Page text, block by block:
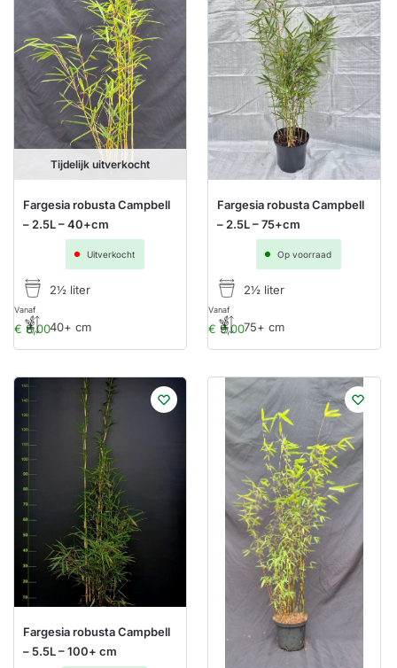
Tijdelijk uitverkocht
Fargesia robusta Campbell
– 2.5L – 40+cm
Uitverkocht
€ 8,00
Vanaf
2½ liter
40+ cm
Fargesia robusta Campbell
– 2.5L – 75+cm
Op voorraad
€ 9,00
Vanaf
2½ liter
75+ cm
Fargesia robusta Campbell
– 5.5L – 100+ cm